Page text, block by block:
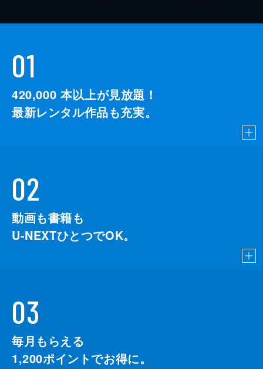
01
420,000 本以上が見放題！
最新レンタル作品も充実。
02
動画も書籍も
U-NEXTひとつでOK。
03
毎月もらえる
1,200ポイントでお得に。